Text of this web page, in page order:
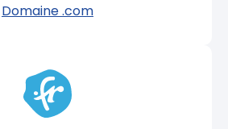
Domaine .com